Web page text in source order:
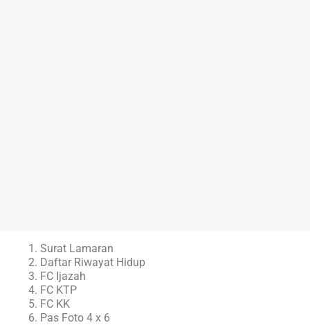
Surat Lamaran
Daftar Riwayat Hidup
FC Ijazah
FC KTP
FC KK
Pas Foto 4 x 6